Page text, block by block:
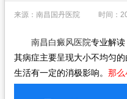
白癜风常识
白癜风人群
白癜风部位
来源：南昌国丹医院 时间：
南昌白癜风医院专业解读
其病症主要呈现大小不均匀
生活有一定的消极影响。 那么